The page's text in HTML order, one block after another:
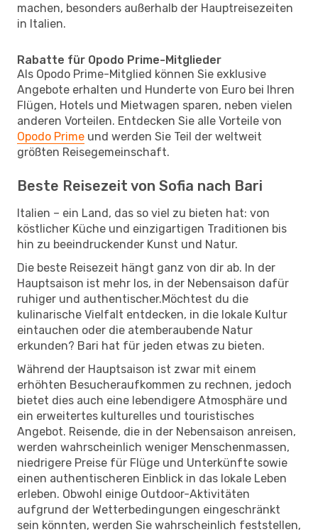
machen, besonders außerhalb der Hauptreisezeiten
in Italien.
Rabatte für Opodo Prime-Mitglieder
Als Opodo Prime-Mitglied können Sie exklusive
Angebote erhalten und Hunderte von Euro bei Ihren
Flügen, Hotels und Mietwagen sparen, neben vielen
anderen Vorteilen. Entdecken Sie alle Vorteile von
Opodo Prime und werden Sie Teil der weltweit
größten Reisegemeinschaft.
Beste Reisezeit von Sofia nach Bari
Italien – ein Land, das so viel zu bieten hat: von
köstlicher Küche und einzigartigen Traditionen bis
hin zu beeindruckender Kunst und Natur.
Die beste Reisezeit hängt ganz von dir ab. In der
Hauptsaison ist mehr los, in der Nebensaison dafür
ruhiger und authentischer.Möchtest du die
kulinarische Vielfalt entdecken, in die lokale Kultur
eintauchen oder die atemberaubende Natur
erkunden? Bari hat für jeden etwas zu bieten.
Während der Hauptsaison ist zwar mit einem
erhöhten Besucheraufkommen zu rechnen, jedoch
bietet dies auch eine lebendigere Atmosphäre und
ein erweitertes kulturelles und touristisches
Angebot. Reisende, die in der Nebensaison anreisen,
werden wahrscheinlich weniger Menschenmassen,
niedrigere Preise für Flüge und Unterkünfte sowie
einen authentischeren Einblick in das lokale Leben
erleben. Obwohl einige Outdoor-Aktivitäten
aufgrund der Wetterbedingungen eingeschränkt
sein könnten, werden Sie wahrscheinlich feststellen,